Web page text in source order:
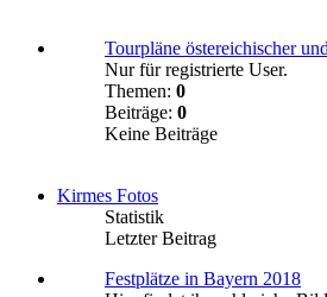
Tourpläne östereichischer
Nur für registrierte User.
Themen: 0
Beiträge: 0
Keine Beiträge
Kirmes Fotos
Statistik
Letzter Beitrag
Festplätze in Bayern 2018